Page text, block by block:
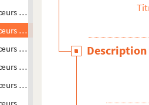
de Jésus et Marie
de Jésus et Marie
de Jésus et Marie
de Jésus et Marie
de Jésus et Marie
Description